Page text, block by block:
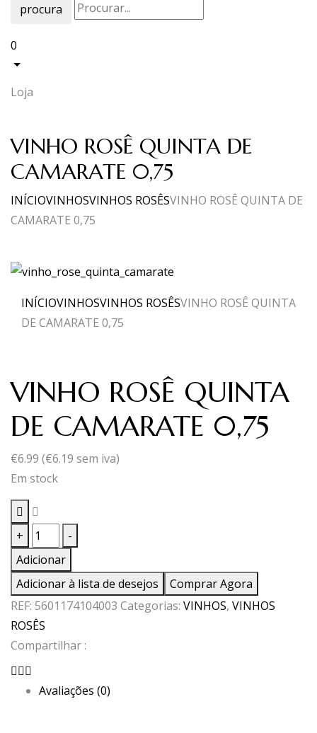
procura
0
Loja
VINHO ROSÊ QUINTA DE
CAMARATE 0,75
INÍCIOVINHOSVINHOS ROSÊSVINHO ROSÊ QUINTA DE
CAMARATE 0,75
INÍCIOVINHOSVINHOS ROSÊSVINHO ROSÊ QUINTA
DE CAMARATE 0,75
VINHO ROSÊ QUINTA
DE CAMARATE 0,75
€6.99 (€6.19 sem iva)
Em stock
+
Quantidade
de
VINHO
ROSÊ
QUINTA
DE
CAMARATE
-
Adicionar
Adicionar à lista de desejos
Comprar Agora
REF: 5601174104003 Categorias: VINHOS, VINHOS
ROSÊS
Compartilhar :
Avaliações (0)